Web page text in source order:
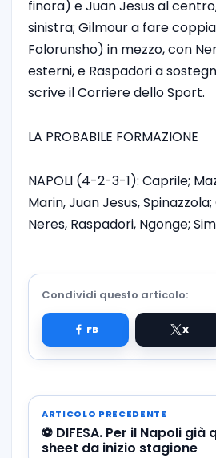
finora) e Juan Jesus al
sinistra; Gilmour a fare
Folorunsho) in mezzo, con
esterni, e Raspadori a
scrive il Corriere dello Sport.
LA PROBABILE FORMAZIONE
NAPOLI (4-2-3-1): Caprile;
Marin, Juan Jesus,
Neres, Raspadori, Ngonge;
Condividi questo articolo:
ARTICOLO PRECEDENTE
⚽️ DIFESA. Per il Napoli
sheet da inizio stagione